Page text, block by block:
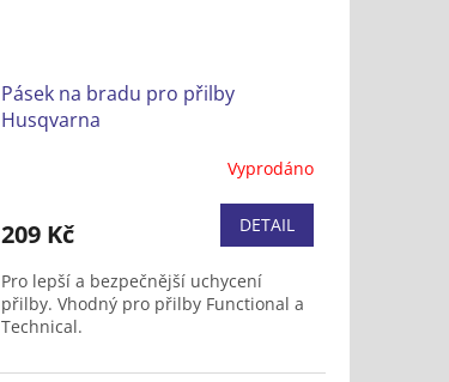
Pásek na bradu pro přilby
Husqvarna
Vyprodáno
209 Kč DETAIL
Pro lepší a bezpečnější uchycení
přilby. Vhodný pro přilby Functional a
Technical.